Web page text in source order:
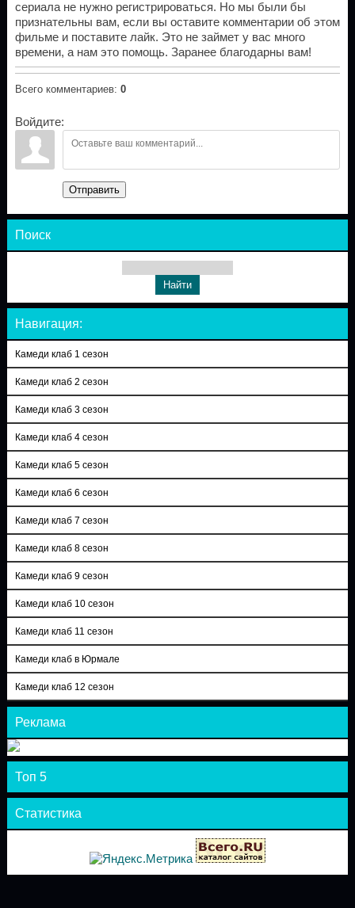
сериала не нужно регистрироваться. Но мы были бы
признательны вам, если вы оставите комментарии об этом
фильме и поставите лайк. Это не займет у вас много
времени, а нам это помощь. Заранее благодарны вам!
Всего комментариев: 0
Войдите:
Отправить
Поиск
Навигация:
Камеди клаб 1 сезон
Камеди клаб 2 сезон
Камеди клаб 3 сезон
Камеди клаб 4 сезон
Камеди клаб 5 сезон
Камеди клаб 6 сезон
Камеди клаб 7 сезон
Камеди клаб 8 сезон
Камеди клаб 9 сезон
Камеди клаб 10 сезон
Камеди клаб 11 сезон
Камеди клаб в Юрмале
Камеди клаб 12 сезон
Реклама
Топ 5
Статистика